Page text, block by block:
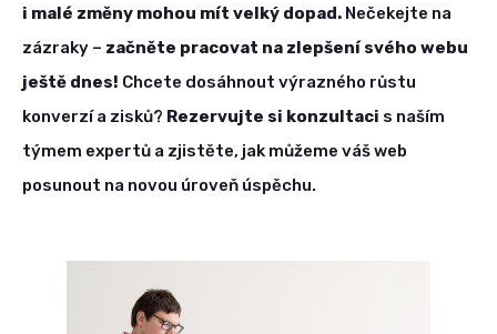
i malé změny mohou mít velký dopad. Nečekejte na
zázraky – začněte pracovat na zlepšení svého webu
ještě dnes! Chcete dosáhnout výrazného růstu
konverzí a zisků? Rezervujte si konzultaci s naším
týmem expertů a zjistěte, jak můžeme váš web
posunout na novou úroveň úspěchu.